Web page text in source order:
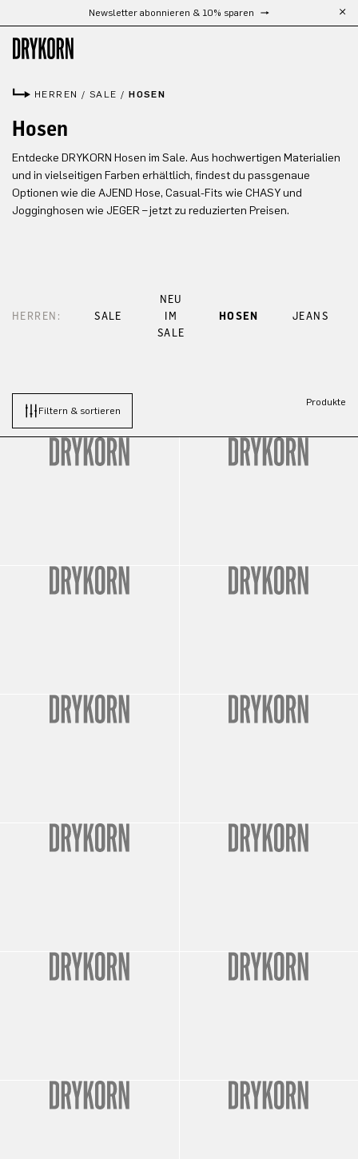
Zum Hauptinhalt springenNewsletter abonnieren & 10% sparen
HERREN / SALE /HOSEN
Hosen
Entdecke DRYKORN Hosen im Sale. Aus hochwertigen Materialien
und in vielseitigen Farben erhältlich, findest du passgenaue
Optionen wie die AJEND Hose, Casual-Fits wie CHASY und
Jogginghosen wie JEGER – jetzt zu reduzierten Preisen.
HERREN: SALE
NEU
IM
SALE
HOSEN JEANS
Filtern & sortieren
Produkte